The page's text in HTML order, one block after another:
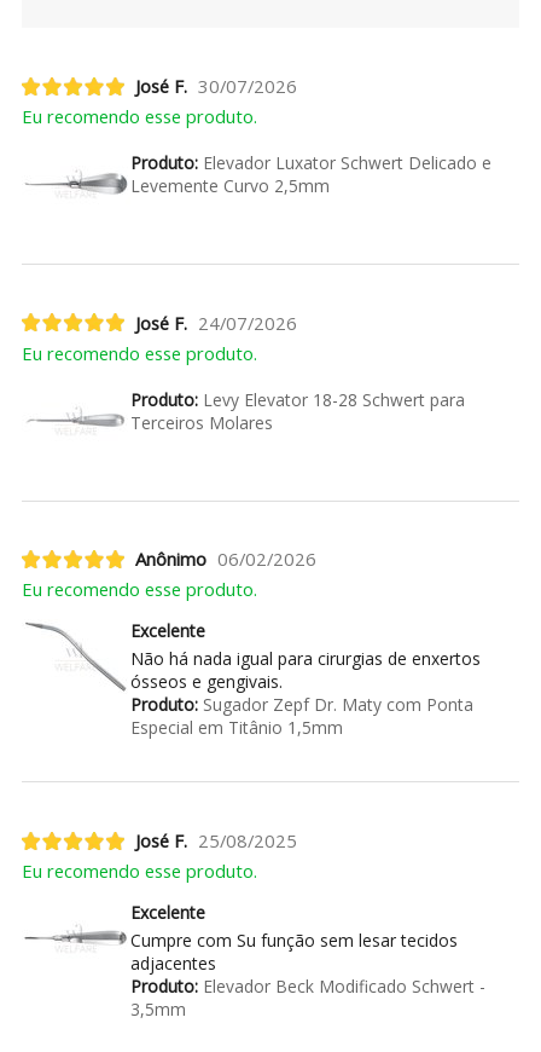
José F. 30/07/2026
Eu recomendo esse produto.
Produto:Elevador Luxator Schwert Delicado e
Levemente Curvo 2,5mm
José F. 24/07/2026
Eu recomendo esse produto.
Produto:Levy Elevator 18-28 Schwert para
Terceiros Molares
Anônimo 06/02/2026
Eu recomendo esse produto.
Excelente
Não há nada igual para cirurgias de enxertos
ósseos e gengivais.
Produto:Sugador Zepf Dr. Maty com Ponta
Especial em Titânio 1,5mm
José F. 25/08/2025
Eu recomendo esse produto.
Excelente
Cumpre com Su função sem lesar tecidos
adjacentes
Produto:Elevador Beck Modificado Schwert -
3,5mm